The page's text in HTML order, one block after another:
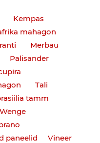
Kempas
mahagon
Merbau
Palisander
Tali
tamm
paneelid
Vineer